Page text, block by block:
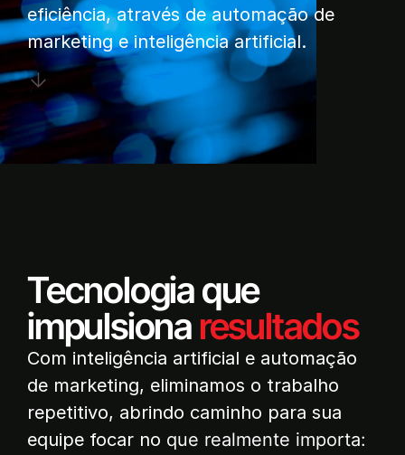
eficiência, através de automação de
marketing e inteligência artificial.
Tecnologia que
impulsionaresultados
Com inteligência artificial e automação
de marketing, eliminamos o trabalho
repetitivo, abrindo caminho para sua
equipe focar no que realmente importa: